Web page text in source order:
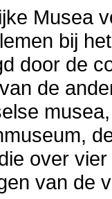
Musea
bij
door de
de
over
van de